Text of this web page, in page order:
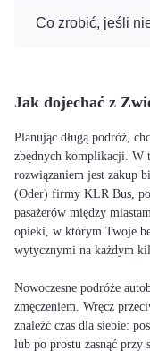
Co zrobić, jeśli
Jak dojechać z
Planując długą podróż,
zbędnych komplikacji. W
rozwiązaniem jest zakup
(Oder) firmy KLR Bus,
pasażerów między
opieki, w którym Twoje
wytycznymi na każdym
Nowoczesne podróże
zmęczeniem. Wręcz
znaleźć czas dla siebie:
lub po prostu zasnąć przy